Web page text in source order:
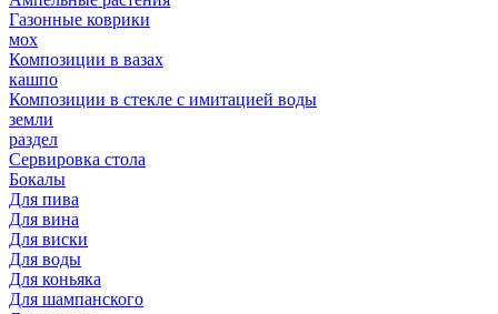
Газонные коврики
мох
Композиции в вазах
кашпо
Композиции в стекле с имитацией воды
земли
раздел
Сервировка стола
Бокалы
Для пива
Для вина
Для виски
Для воды
Для коньяка
Для шампанского